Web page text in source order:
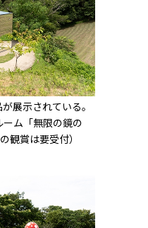
展示されている。
ム「無限の鏡の
観賞は要受付）